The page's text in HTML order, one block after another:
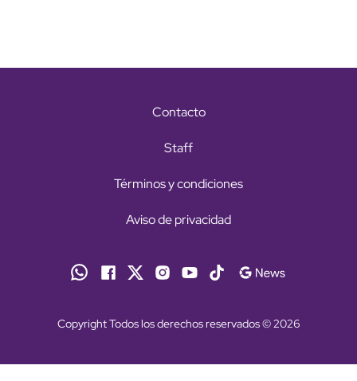
Contacto
Staff
Términos y condiciones
Aviso de privacidad
Copyright Todos los derechos reservados © 2026